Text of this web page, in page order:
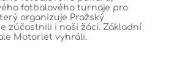
fotbalového turnaje pro
organizuje Pražský
zúčastnili i naši žáci. Základní
Motorlet vyhráli.